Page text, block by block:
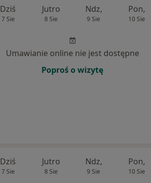
Dziś
7 Sie
Jutro
8 Sie
Ndz,
9 Sie
Pon,
10 Sie
Umawianie online nie jest dostępne
Poproś o wizytę
Dziś
7 Sie
Jutro
8 Sie
Ndz,
9 Sie
Pon,
10 Sie